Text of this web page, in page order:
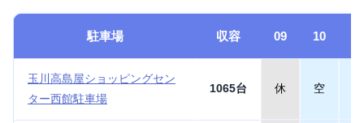
駐車場 収容 09 10
玉川高島屋ショッピングセン
ター西館駐車場
1065台 休 空